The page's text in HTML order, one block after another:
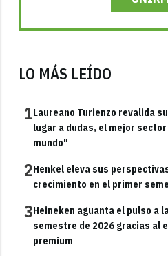
LO MÁS LEÍDO
1Laureano Turienzo revalida
lugar a dudas, el mejor
mundo"
2Henkel eleva sus
crecimiento en el primer
3Heineken aguanta el pulso a
semestre de 2026 gracias al
premium